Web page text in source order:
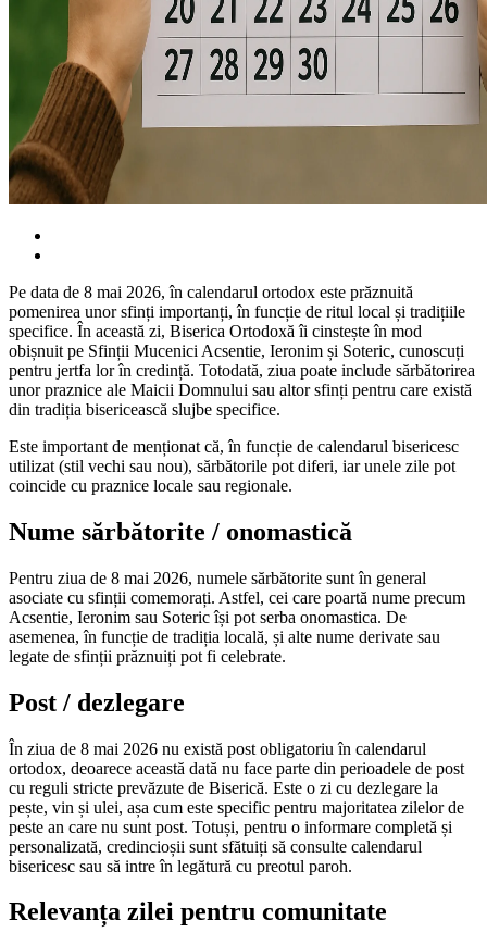
Pe data de 8 mai 2026, în calendarul ortodox este prăznuită
pomenirea unor sfinți importanți, în funcție de ritul local și tradițiile
specifice. În această zi, Biserica Ortodoxă îi cinstește în mod
obișnuit pe Sfinții Mucenici Acsentie, Ieronim și Soteric, cunoscuți
pentru jertfa lor în credință. Totodată, ziua poate include sărbătorirea
unor praznice ale Maicii Domnului sau altor sfinți pentru care există
din tradiția bisericească slujbe specifice.
Este important de menționat că, în funcție de calendarul bisericesc
utilizat (stil vechi sau nou), sărbătorile pot diferi, iar unele zile pot
coincide cu praznice locale sau regionale.
Nume sărbătorite / onomastică
Pentru ziua de 8 mai 2026, numele sărbătorite sunt în general
asociate cu sfinții comemorați. Astfel, cei care poartă nume precum
Acsentie, Ieronim sau Soteric își pot serba onomastica. De
asemenea, în funcție de tradiția locală, și alte nume derivate sau
legate de sfinții prăznuiți pot fi celebrate.
Post / dezlegare
În ziua de 8 mai 2026 nu există post obligatoriu în calendarul
ortodox, deoarece această dată nu face parte din perioadele de post
cu reguli stricte prevăzute de Biserică. Este o zi cu dezlegare la
pește, vin și ulei, așa cum este specific pentru majoritatea zilelor de
peste an care nu sunt post. Totuși, pentru o informare completă și
personalizată, credincioșii sunt sfătuiți să consulte calendarul
bisericesc sau să intre în legătură cu preotul paroh.
Relevanța zilei pentru comunitate